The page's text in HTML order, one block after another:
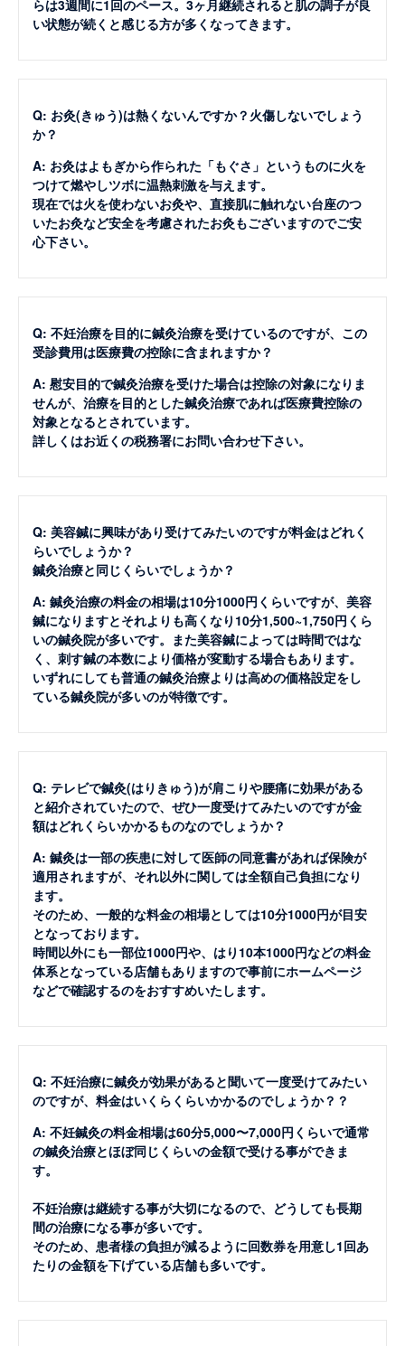
らは3週間に1回のペース。3ヶ月継続されると肌の調子が良
い状態が続くと感じる方が多くなってきます。
Q: お灸(きゅう)は熱くないんですか？火傷しないでしょう
か？
A: お灸はよもぎから作られた「もぐさ」というものに火を
つけて燃やしツボに温熱刺激を与えます。
現在では火を使わないお灸や、直接肌に触れない台座のつ
いたお灸など安全を考慮されたお灸もございますのでご安
心下さい。
Q: 不妊治療を目的に鍼灸治療を受けているのですが、この
受診費用は医療費の控除に含まれますか？
A: 慰安目的で鍼灸治療を受けた場合は控除の対象になりま
せんが、治療を目的とした鍼灸治療であれば医療費控除の
対象となるとされています。
詳しくはお近くの税務署にお問い合わせ下さい。
Q: 美容鍼に興味があり受けてみたいのですが料金はどれく
らいでしょうか？
鍼灸治療と同じくらいでしょうか？
A: 鍼灸治療の料金の相場は10分1000円くらいですが、美容
鍼になりますとそれよりも高くなり10分1,500~1,750円くら
いの鍼灸院が多いです。また美容鍼によっては時間ではな
く、刺す鍼の本数により価格が変動する場合もあります。
いずれにしても普通の鍼灸治療よりは高めの価格設定をし
ている鍼灸院が多いのが特徴です。
Q: テレビで鍼灸(はりきゅう)が肩こりや腰痛に効果がある
と紹介されていたので、ぜひ一度受けてみたいのですが金
額はどれくらいかかるものなのでしょうか？
A: 鍼灸は一部の疾患に対して医師の同意書があれば保険が
適用されますが、それ以外に関しては全額自己負担になり
ます。
そのため、一般的な料金の相場としては10分1000円が目安
となっております。
時間以外にも一部位1000円や、はり10本1000円などの料金
体系となっている店舗もありますので事前にホームページ
などで確認するのをおすすめいたします。
Q: 不妊治療に鍼灸が効果があると聞いて一度受けてみたい
のですが、料金はいくらくらいかかるのでしょうか？？
A: 不妊鍼灸の料金相場は60分5,000〜7,000円くらいで通常
の鍼灸治療とほぼ同じくらいの金額で受ける事ができま
す。
不妊治療は継続する事が大切になるので、どうしても長期
間の治療になる事が多いです。
そのため、患者様の負担が減るように回数券を用意し1回あ
たりの金額を下げている店舗も多いです。